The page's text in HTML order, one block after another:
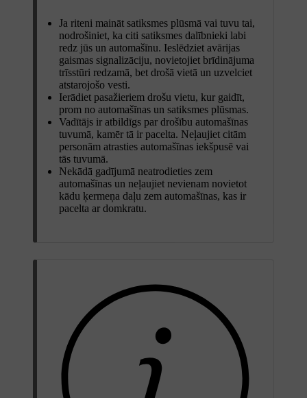
Ja riteni maināt satiksmes plūsmā vai tuvu tai,
nodrošiniet, ka citi satiksmes dalībnieki labi
redz jūs un automašīnu. Ieslēdziet avārijas
gaismas signalizāciju, novietojiet brīdinājuma
trīsstūri redzamā, bet drošā vietā un uzvelciet
atstarojošo vesti.
Ierādiet pasažieriem drošu vietu, kur gaidīt,
prom no automašīnas un satiksmes plūsmas.
Vadītājs ir atbildīgs par drošību automašīnas
tuvumā, kamēr tā ir pacelta. Neļaujiet citām
personām atrasties automašīnas iekšpusē vai
tās tuvumā.
Nekādā gadījumā neatrodieties zem
automašīnas un neļaujiet nevienam novietot
kādu ķermeņa daļu zem automašīnas, kas ir
pacelta ar domkratu.